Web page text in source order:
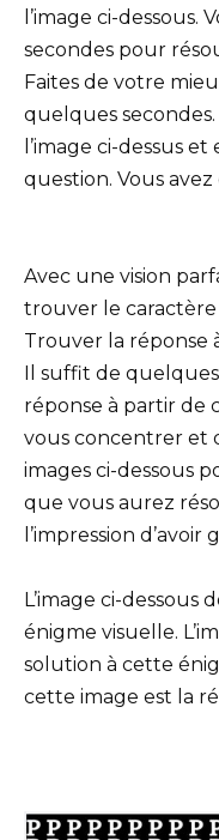
l’image ci-dessous.
secondes pour
Faites de votre
quelques
l’image ci-dessus
question. Vous
Avec une vision
trouver le caractère
Trouver la réponse
Il suffit de
réponse à partir de
vous concentrer et
images ci-dessous
que vous aurez
l’impression
L’image ci-
énigme visuelle.
solution à cette
cette image est la